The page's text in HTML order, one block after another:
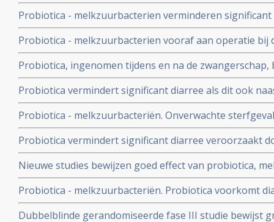
immuunstimulatie - aanmaak extra T- killercellen - in
Probiotica - melkzuurbacterien verminderen
operatie en zorgen voor sneller herstel en korter
Probiotica - melkzuurbacterien vooraf aan operatie
een groot deel de kans op infecties ten gevolge van
Probiotica, ingenomen tijdens en na de
kinderen tegen erfelijke allergien, maar niet tegen
Probiotica vermindert significant diarree als dit ook
bij diarree veroorzaakt door de bacterie: C. Difficile
Probiotica - melkzuurbacteriën. Onverwachte
probiotica en alvleesklierontsteking - wrange speling
Rayes die inzage kreeg in onderzoeksrapport. UMC
Probiotica vermindert significant diarree veroorzaakt
met baarmoederhalskanker die daarvoor bestraald
chemokuur
Nieuwe studies bewijzen goed effect van probiotica,
voorkomen en genezen van diarree en
Helicobacter Pylori, de bacterie die vaak
en maagkanker.
Probiotica - melkzuurbacteriën. Probiotica voorkomt
bestraling bij darmkanker, aldus gerandomiseerde
gecontroleerde fase III studie. Artikel geplaatst 31
Dubbelblinde gerandomiseerde fase III studie bewijst